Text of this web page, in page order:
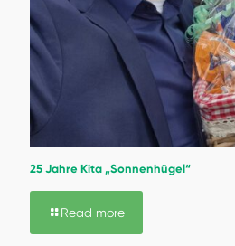
25 Jahre Kita „Sonnenhügel“
Read more